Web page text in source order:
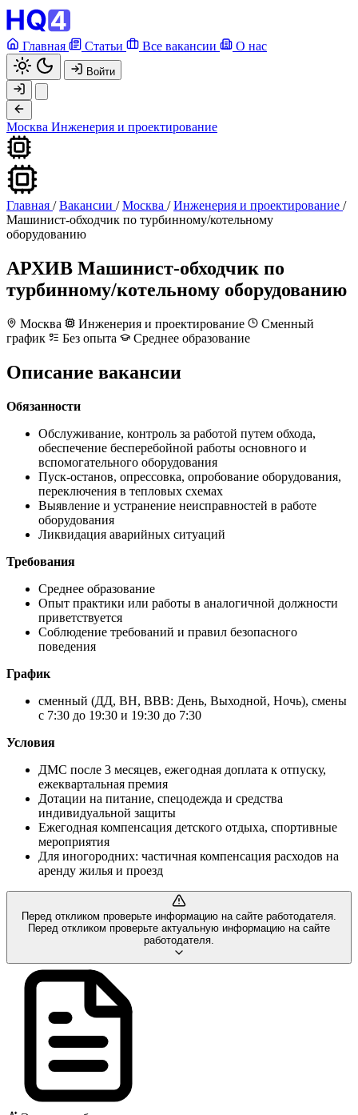
Главная Статьи Все вакансии О нас
Войти
Москва Инженерия и проектирование
Главная / Вакансии / Москва / Инженерия и проектирование /
Машинист-обходчик по турбинному/котельному
оборудованию
АРХИВ Машинист-обходчик по
турбинному/котельному оборудованию
Москва Инженерия и проектирование
Сменный
график
Без опыта Среднее образование
Описание вакансии
Обязанности
Обслуживание, контроль за работой путем обхода,
обеспечение бесперебойной работы основного и
вспомогательного оборудования
Пуск-останов, опрессовка, опробование оборудования,
переключения в тепловых схемах
Выявление и устранение неисправностей в работе
оборудования
Ликвидация аварийных ситуаций
Требования
Среднее образование
Опыт практики или работы в аналогичной должности
приветствуется
Соблюдение требований и правил безопасного
поведения
График
сменный (ДД, ВН, ВВВ: День, Выходной, Ночь), смены
с 7:30 до 19:30 и 19:30 до 7:30
Условия
ДМС после 3 месяцев, ежегодная доплата к отпуску,
ежеквартальная премия
Дотации на питание, спецодежда и средства
индивидуальной защиты
Ежегодная компенсация детского отдыха, спортивные
мероприятия
Для иногородних: частичная компенсация расходов на
аренду жилья и проезд
Перед откликом проверьте информацию на сайте работодателя.
Перед откликом проверьте актуальную информацию на сайте
работодателя.